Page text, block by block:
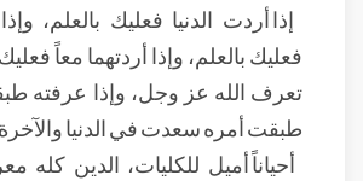
إذا أردت الدنيا فعليك بالعلم،
فعليك بالعلم، وإذا أردتهما معاً
تعرف الله عز وجل، وإذا عرفته
طبقت أمره سعدت في الدنيا
أحياناً أميل للكليات، الدين كله